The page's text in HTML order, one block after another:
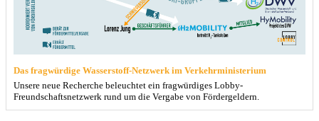
Das fragwürdige Wasserstoff-Netzwerk im Verkehrministerium
Unsere neue Recherche beleuchtet ein fragwürdiges Lobby-
Freundschaftsnetzwerk rund um die Vergabe von Fördergeldern.